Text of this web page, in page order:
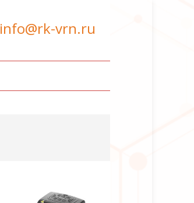
info@rk-vrn.ru